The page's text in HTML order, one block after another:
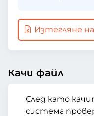
Изтегляне
Качи файл
След като
система